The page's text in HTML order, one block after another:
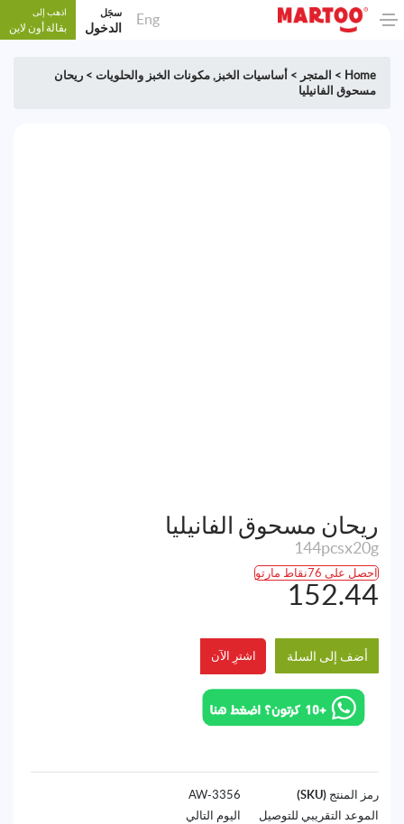
Eng سجَل
الدخول
اذهب إلى
بقالة أون لاين
Home
> المتجر > أساسيات الخبز , مكونات الخبز والحلويات > ريحان
مسحوق الفانيليا
ريحان مسحوق الفانيليا
144pcsx20g
احصل على 76نقاط مارتو
152.44
أضف إلى السلة اشترِ الآن
رمز المنتج (SKU)
3356-AW
الموعد التقريبي للتوصيل
اليوم التالي